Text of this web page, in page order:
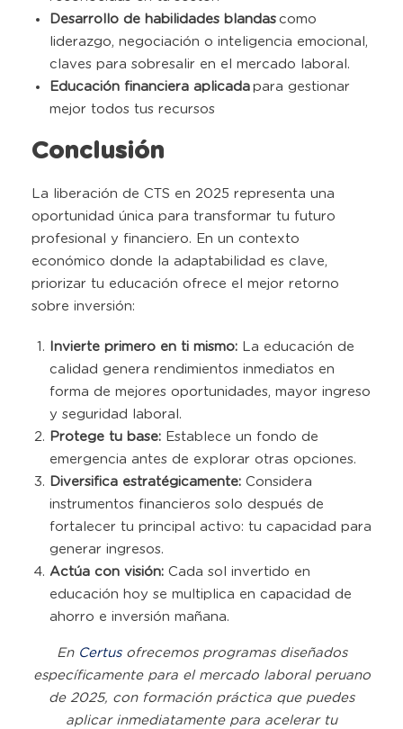
Desarrollo de habilidades blandas como
liderazgo, negociación o inteligencia emocional,
claves para sobresalir en el mercado laboral.
Educación financiera aplicada para gestionar
mejor todos tus recursos
Conclusión
La liberación de CTS en 2025 representa una
oportunidad única para transformar tu futuro
profesional y financiero. En un contexto
económico donde la adaptabilidad es clave,
priorizar tu educación ofrece el mejor retorno
sobre inversión:
Invierte primero en ti mismo: La educación de
calidad genera rendimientos inmediatos en
forma de mejores oportunidades, mayor ingreso
y seguridad laboral.
Protege tu base: Establece un fondo de
emergencia antes de explorar otras opciones.
Diversifica estratégicamente: Considera
instrumentos financieros solo después de
fortalecer tu principal activo: tu capacidad para
generar ingresos.
Actúa con visión: Cada sol invertido en
educación hoy se multiplica en capacidad de
ahorro e inversión mañana.
En Certusofrecemos programas diseñados
específicamente para el mercado laboral peruano
de 2025, con formación práctica que puedes
aplicar inmediatamente para acelerar tu